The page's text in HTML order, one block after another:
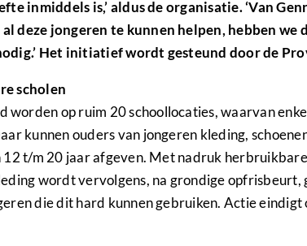
inmiddels is,’ aldus de organisatie. ‘Van
deze jongeren te kunnen helpen, hebben we
Het initiatief wordt gesteund door de
scholen
worden op ruim 20 schoollocaties, waarvan
kunnen ouders van jongeren kleding,
12 t/m 20 jaar afgeven. Met nadruk
wordt vervolgens, na grondige opfrisbeurt,
die dit hard kunnen gebruiken. Actie eindigt